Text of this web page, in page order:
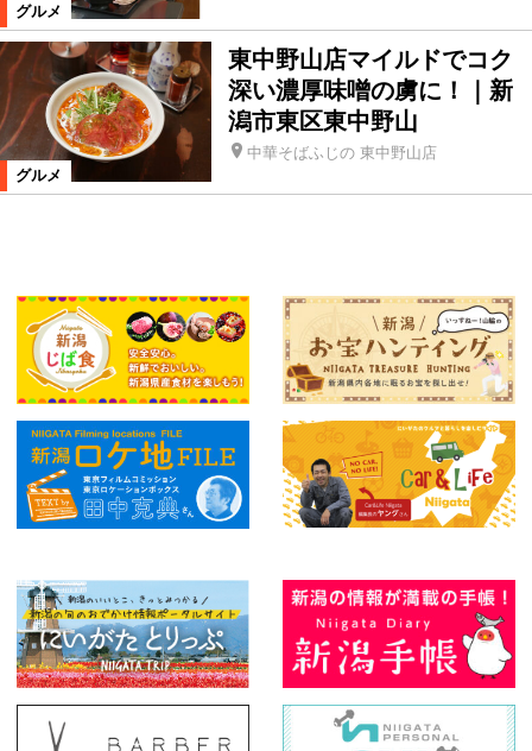
グルメ
グルメ
東中野山店マイルドでコク
深い濃厚味噌の虜に！｜新
潟市東区東中野山
中華そばふじの 東中野山店